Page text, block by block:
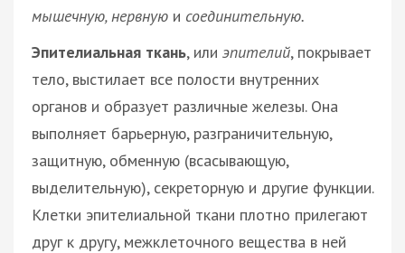
мышечную, нервную и соединительную.
Эпителиальная ткань, или эпителий, покрывает
тело, выстилает все полости внутренних
органов и образует различные железы. Она
выполняет барьерную, разграничительную,
защитную, обменную (всасывающую,
выделительную), секреторную и другие функции.
Клетки эпителиальной ткани плотно прилегают
друг к другу, межклеточного вещества в ней